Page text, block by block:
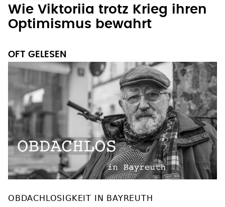
Wie Viktoriia trotz Krieg ihren
Optimismus bewahrt
OFT GELESEN
OBDACHLOSIGKEIT IN BAYREUTH